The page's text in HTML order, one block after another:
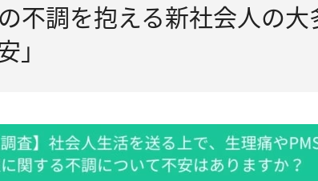
不調を抱える新社会人の大
」